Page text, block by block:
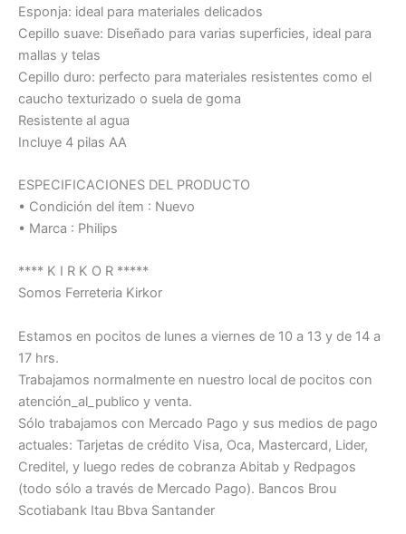
Esponja: ideal para materiales delicados
Cepillo suave: Diseñado para varias superficies, ideal para
mallas y telas
Cepillo duro: perfecto para materiales resistentes como el
caucho texturizado o suela de goma
Resistente al agua
Incluye 4 pilas AA
ESPECIFICACIONES DEL PRODUCTO
• Condición del ítem : Nuevo
• Marca : Philips
**** K I R K O R *****
Somos Ferreteria Kirkor
Estamos en pocitos de lunes a viernes de 10 a 13 y de 14 a
17 hrs.
Trabajamos normalmente en nuestro local de pocitos con
atención_al_publico y venta.
Sólo trabajamos con Mercado Pago y sus medios de pago
actuales: Tarjetas de crédito Visa, Oca, Mastercard, Lider,
Creditel, y luego redes de cobranza Abitab y Redpagos
(todo sólo a través de Mercado Pago). Bancos Brou
Scotiabank Itau Bbva Santander